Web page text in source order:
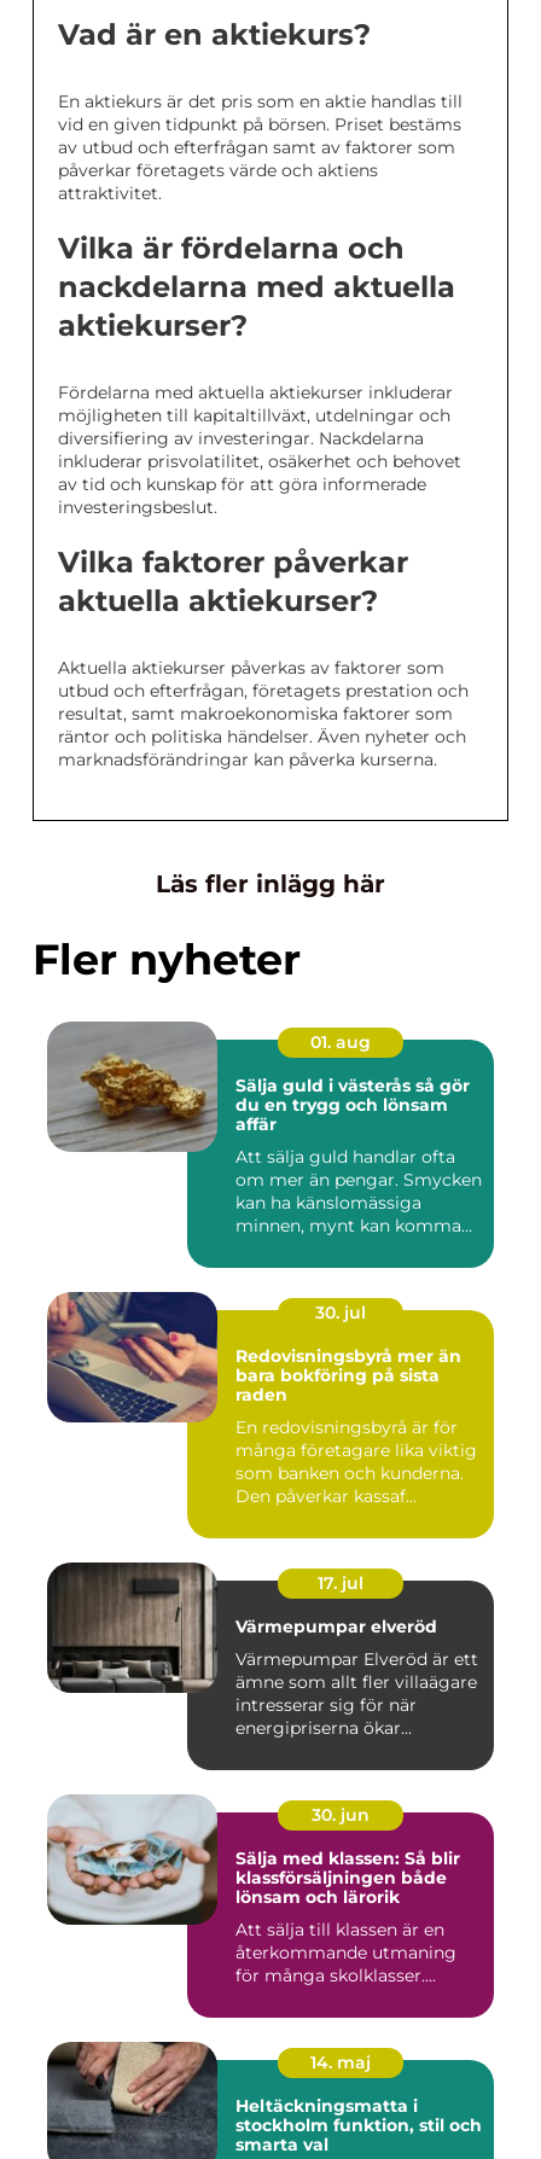
Vad är en aktiekurs?
En aktiekurs är det pris som en aktie handlas till
vid en given tidpunkt på börsen. Priset bestäms
av utbud och efterfrågan samt av faktorer som
påverkar företagets värde och aktiens
attraktivitet.
Vilka är fördelarna och
nackdelarna med aktuella
aktiekurser?
Fördelarna med aktuella aktiekurser inkluderar
möjligheten till kapitaltillväxt, utdelningar och
diversifiering av investeringar. Nackdelarna
inkluderar prisvolatilitet, osäkerhet och behovet
av tid och kunskap för att göra informerade
investeringsbeslut.
Vilka faktorer påverkar
aktuella aktiekurser?
Aktuella aktiekurser påverkas av faktorer som
utbud och efterfrågan, företagets prestation och
resultat, samt makroekonomiska faktorer som
räntor och politiska händelser. Även nyheter och
marknadsförändringar kan påverka kurserna.
Läs fler inlägg här
Fler nyheter
01. aug
Sälja guld i västerås så gör
du en trygg och lönsam
affär
Att sälja guld handlar ofta
om mer än pengar. Smycken
kan ha känslomässiga
minnen, mynt kan komma
30. jul
Redovisningsbyrå mer än
bara bokföring på sista
raden
En redovisningsbyrå är för
många företagare lika viktig
som banken och kunderna.
Den påverkar kassaf...
17. jul
Värmepumpar elveröd
Värmepumpar Elveröd är ett
ämne som allt fler villaägare
intresserar sig för när
energipriserna ökar...
30. jun
Sälja med klassen: Så blir
klassförsäljningen både
lönsam och lärorik
Att sälja till klassen är en
återkommande utmaning
för många skolklasser....
14. maj
Heltäckningsmatta i
stockholm funktion, stil och
smarta val